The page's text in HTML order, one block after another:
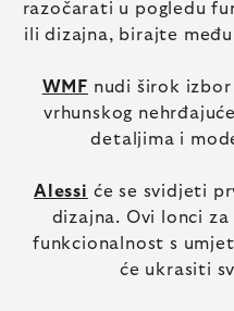
razočarati u pogledu
ili dizajna, birajte
WMF nudi širok
vrhunskog
detaljima i
Alessi će se svidjeti
dizajna. Ovi lonci
funkcionalnost s
će ukrasiti